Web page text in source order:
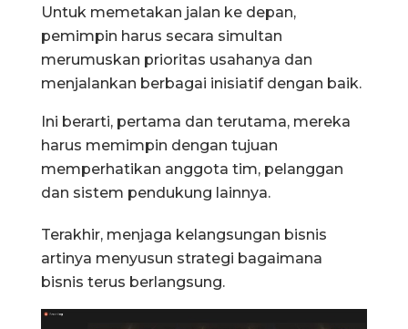
Untuk memetakan jalan ke depan,
pemimpin harus secara simultan
merumuskan prioritas usahanya dan
menjalankan berbagai inisiatif dengan baik.
Ini berarti, pertama dan terutama, mereka
harus memimpin dengan tujuan
memperhatikan anggota tim, pelanggan
dan sistem pendukung lainnya.
Terakhir, menjaga kelangsungan bisnis
artinya menyusun strategi bagaimana
bisnis terus berlangsung.